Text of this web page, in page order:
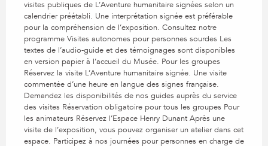
visites publiques de L’Aventure humanitaire signées selon un
calendrier préétabli. Une interprétation signée est préférable
pour la compréhension de l’exposition. Consultez notre
programme Visites autonomes pour personnes sourdes Les
textes de l’audio-guide et des témoignages sont disponibles
en version papier à l’accueil du Musée. Pour les groupes
Réservez la visite L’Aventure humanitaire signée. Une visite
commentée d’une heure en langue des signes française.
Demandez les disponibilités de nos guides auprès du service
des visites Réservation obligatoire pour tous les groupes Pour
les animateurs Réservez l’Espace Henry Dunant Après une
visite de l’exposition, vous pouvez organiser un atelier dans cet
espace. Participez à nos journées pour personnes en charge de